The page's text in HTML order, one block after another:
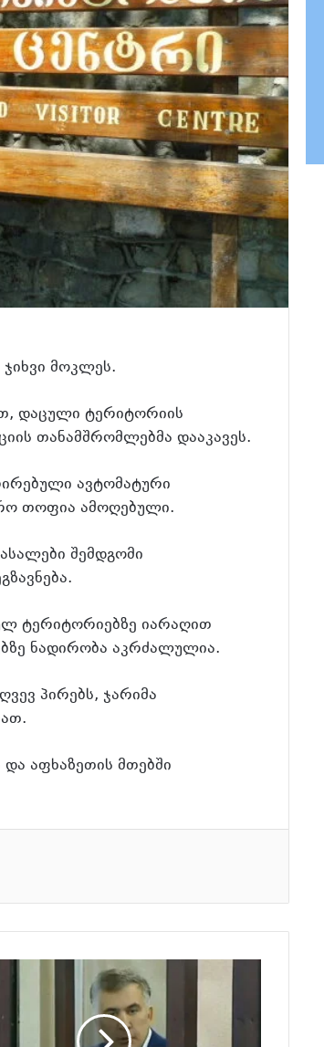
მოკლეს.
დაცული ტერიტორიის
თანამშრომლებმა დააკავეს.
ავტომატური
თოფია ამოღებული.
შემდგომი
ტერიტორიებზე იარაღით
ნადირობა აკრძალულია.
პირებს, ჯარიმა
აფხაზეთის მთებში